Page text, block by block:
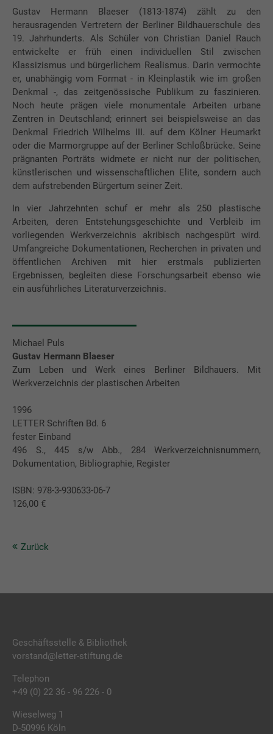
Gustav Hermann Blaeser (1813-1874) zählt zu den
herausragenden Vertretern der Berliner Bildhauerschule des
19. Jahrhunderts. Als Schüler von Christian Daniel Rauch
entwickelte er früh einen individuellen Stil zwischen
Klassizismus und bürgerlichem Realismus. Darin vermochte
er, unabhängig vom Format - in Kleinplastik wie im großen
Denkmal -, das zeitgenössische Publikum zu faszinieren.
Noch heute prägen viele monumentale Arbeiten urbane
Zentren in Deutschland; erinnert sei beispielsweise an das
Denkmal Friedrich Wilhelms III. auf dem Kölner Heumarkt
oder die Marmorgruppe auf der Berliner Schloßbrücke. Seine
prägnanten Porträts widmete er nicht nur der politischen,
künstlerischen und wissenschaftlichen Elite, sondern auch
dem aufstrebenden Bürgertum seiner Zeit.
In vier Jahrzehnten schuf er mehr als 250 plastische
Arbeiten, deren Entstehungsgeschichte und Verbleib im
vorliegenden Werkverzeichnis akribisch nachgespürt wird.
Umfangreiche Dokumentationen, Recherchen in privaten und
öffentlichen Archiven mit hier erstmals publizierten
Ergebnissen, begleiten diese Forschungsarbeit ebenso wie
ein ausführliches Literaturverzeichnis.
Michael Puls
Gustav Hermann Blaeser
Zum Leben und Werk eines Berliner Bildhauers. Mit
Werkverzeichnis der plastischen Arbeiten
1996
LETTER Schriften Bd. 6
fester Einband
496 S., 445 s/w Abb., 284 Werkverzeichnisnummern,
Dokumentation, Bibliographie, Register
ISBN: 978-3-930633-06-7
126,00 €
Zurück
Geschäftsstelle & Bibliothek
vorstand@letter-stiftung.de
Telephon
+49 (0) 22 36 - 96 226 - 0
Wieselweg 1
D-50996 Köln